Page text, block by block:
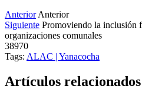
Anterior Anterior
Siguiente Promoviendo la inclusión
organizaciones comunales
38970
Tags: ALAC | Yanacocha
Artículos relacionados